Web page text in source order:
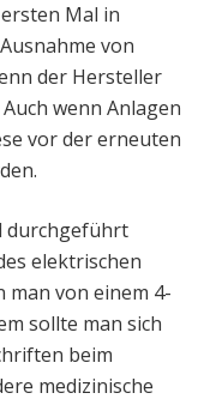
Mal in
von
der Hersteller
wenn Anlagen
vor der erneuten
durchgeführt
elektrischen
man von einem 4-
sollte man sich
beim
medizinische